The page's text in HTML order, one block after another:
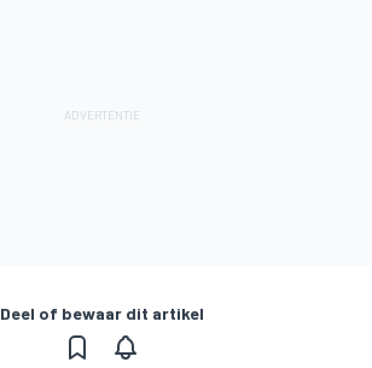
Deel of bewaar dit artikel